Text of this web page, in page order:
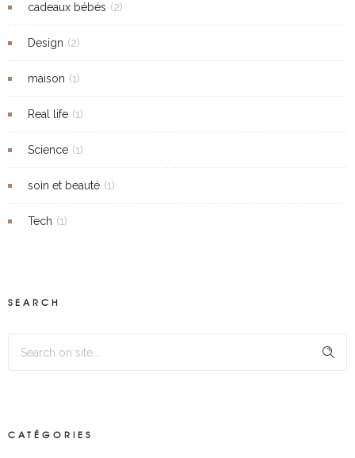
cadeaux bébés (2)
Design (2)
maison (1)
Real life (1)
Science (1)
soin et beauté (1)
Tech (1)
SEARCH
CATÉGORIES